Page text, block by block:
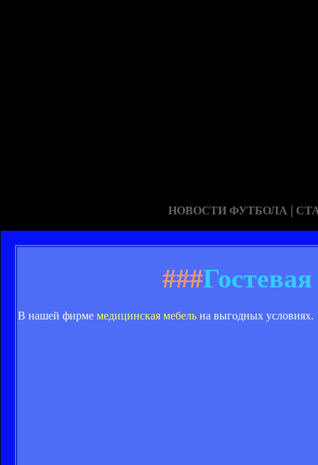
НОВОСТИ ФУТБОЛА |
###
В нашей фирме медицинская мебель на выгодных условиях.